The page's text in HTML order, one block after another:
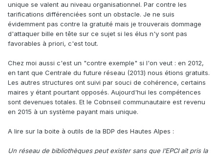
unique se valent au niveau organisationnel. Par contre les
tarifications différenciées sont un obstacle. Je ne suis
évidemment pas contre la gratuité mais je trouverais dommage
d'attaquer bille en tête sur ce sujet si les élus n'y sont pas
favorables à priori, c'est tout.
Chez moi aussi c'est un "contre exemple" si l'on veut : en 2012,
en tant que Centrale du future réseau (2013) nous étions gratuits.
Les autres structures ont suivi par souci de cohérence, certains
maires y étant pourtant opposés. Aujourd'hui les compétences
sont devenues totales. Et le Cobnseil communautaire est revenu
en 2015 à un système payant mais unique.
A lire sur la boite à outils de la BDP des Hautes Alpes :
Un réseau de bibliothèques peut exister sans que l’EPCI ait pris la